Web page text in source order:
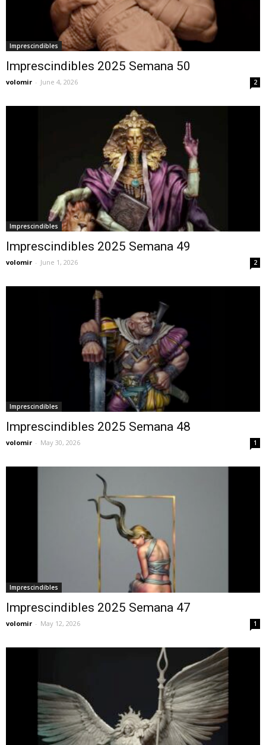
Imprescindibles
Imprescindibles 2025 Semana 50
volomir - June 4, 2026 2
Imprescindibles
Imprescindibles 2025 Semana 49
volomir - June 1, 2026 2
Imprescindibles
Imprescindibles 2025 Semana 48
volomir - May 30, 2026 1
Imprescindibles
Imprescindibles 2025 Semana 47
volomir - May 12, 2026 1